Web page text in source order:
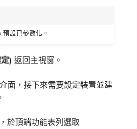
設已參數化。
) 返回主視窗。
面，接下來需要設定裝置並建
於頂端功能表列選取